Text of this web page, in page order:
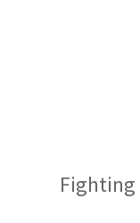
Fighting